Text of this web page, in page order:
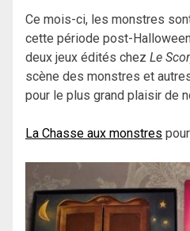
Ce mois-ci, les monstres
cette période post-
deux jeux édités chez Le
scène des monstres et
pour le plus grand plaisir de
La Chasse aux monstres